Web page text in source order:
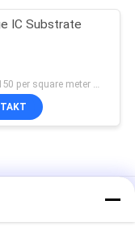
IC Substrate
US 120-150 per square meter MOQ:1 metr kwadratowy
BT
podłoża